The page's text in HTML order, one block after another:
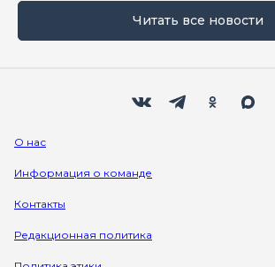
Читать все новости
О нас
Информация о команде
Контакты
Редакционная политика